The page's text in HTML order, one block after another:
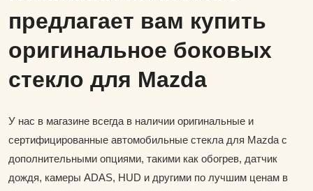
предлагает вам купить
оригинальное боковых
стекло для Mazda
У нас в магазине всегда в наличии оригинальные и
сертифицированные автомобильные стекла для Mazda с
дополнительными опциями, такими как обогрев, датчик
дождя, камеры ADAS, HUD и другими по лучшим ценам в